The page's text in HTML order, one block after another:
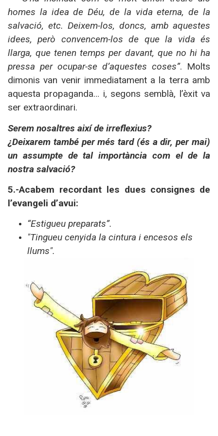
homes la idea de Déu, de la vida eterna, de la
salvació, etc. Deixem-los, doncs, amb aquestes
idees, però convencem-los de que la vida és
llarga, que tenen temps per davant, que no hi ha
pressa per ocupar-se d’aquestes coses”. Molts
dimonis van venir immediatament a la terra amb
aquesta propaganda… i, segons semblà, l’èxit va
ser extraordinari.
Serem nosaltres així de irreflexius?
¿Deixarem també per més tard (és a dir, per mai)
un assumpte de tal importància com el de la
nostra salvació?
5.-Acabem recordant les dues consignes de
l’evangeli d’avui:
“Estigueu preparats”.
"Tingueu cenyida la cintura i encesos els
llums".